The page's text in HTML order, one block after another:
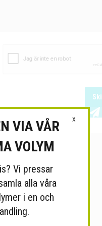
X
VIA VÅR
VOLYM
Vi pressar
alla våra
i en och